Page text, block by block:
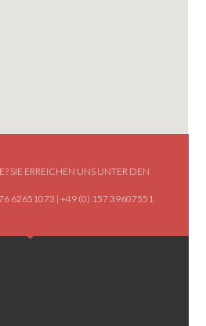
SIE ERREICHEN UNS UNTER DEN
62651073 | +49 (0) 157 39607551